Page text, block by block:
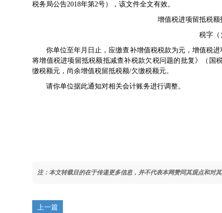
税务局公告2018年第2号），该文件全文有效。
增值税进项留抵税
税字（
你单位至年月日止，应缴查补增值税税款为元，增值税进
将增值税进项留抵税额抵减查补税款欠税问题的批复》（ 国
缴税额元，尚余增值税留抵税额/欠缴税额元。
请你单位据此通知对相关会计账务进行调整。
注：本文转载目的在于传递更多信息，并不代表本网赞同其观点和对
上一篇